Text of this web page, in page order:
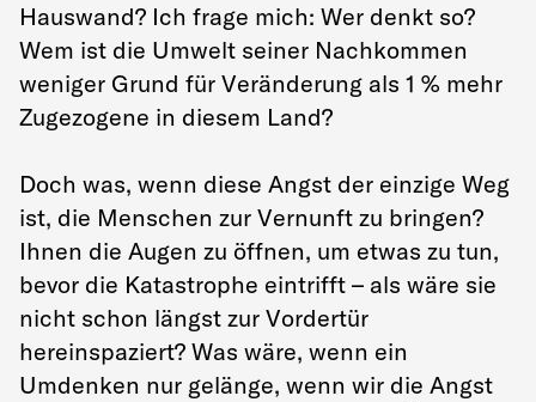
Hauswand? Ich frage mich: Wer denkt so?
Wem ist die Umwelt seiner Nachkommen
weniger Grund für Veränderung als 1 % mehr
Zugezogene in diesem Land?
Doch was, wenn diese Angst der einzige Weg
ist, die Menschen zur Vernunft zu bringen?
Ihnen die Augen zu öffnen, um etwas zu tun,
bevor die Katastrophe eintrifft – als wäre sie
nicht schon längst zur Vordertür
hereinspaziert? Was wäre, wenn ein
Umdenken nur gelänge, wenn wir die Angst